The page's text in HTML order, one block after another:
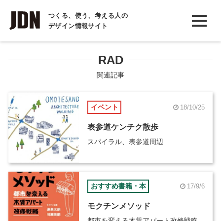
つくる、使う、考える人の
デザイン情報サイト
INTERVIEW
インタビュー
COLUMN
コラム
RAD
関連記事
イベント 18/10/25
表参道ケンチク散歩
スパイラル、表参道周辺
おすすめ書籍・本 17/9/6
モクチンメソッド